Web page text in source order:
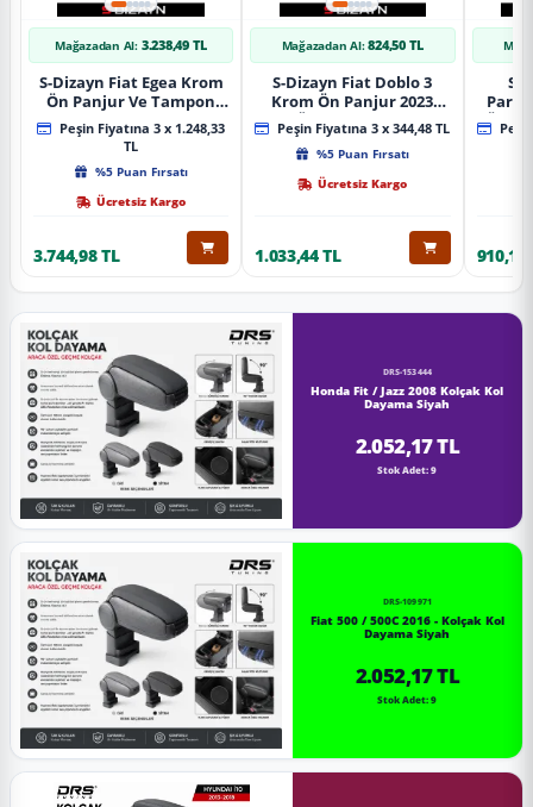
Mağazadan Al: 3.238,49 TL
S-Dizayn Fiat Egea Krom
Ön Panjur Ve Tampon
Çıta Seti Diamond Model
22 Prç. 2020 Üzeri (Parlak
Peşin Fiyatına 3 x 1.248,33
TL
%5 Puan Fırsatı
Ücretsiz Kargo
3.744,98 TL
Mağazadan Al: 824,50 TL
S-Dizayn Fiat Doblo 3
Krom Ön Panjur 2023
Üzeri A+ Kalite
Peşin Fiyatına 3 x 344,48 TL
%5 Puan Fırsatı
Ücretsiz Kargo
1.033,44 TL
S-
Ön
910,16
DRS-153444
Honda Fit / Jazz 2008 Kolçak Kol
Dayama Siyah
2.052,17 TL
Stok Adet: 9
DRS-109971
Fiat 500 / 500C 2016 - Kolçak Kol
Dayama Siyah
2.052,17 TL
Stok Adet: 9